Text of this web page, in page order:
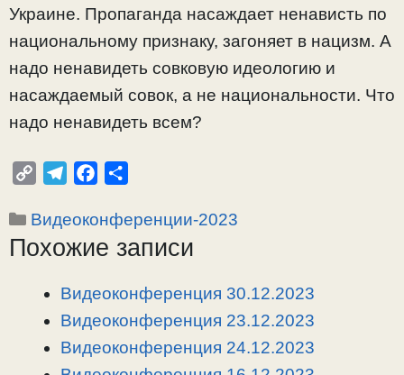
Украине. Пропаганда насаждает ненависть по
национальному признаку, загоняет в нацизм. А
надо ненавидеть совковую идеологию и
насаждаемый совок, а не национальности. Что
надо ненавидеть всем?
p
y
l
e
r
a
c
e
o
п
р
в
Рубрики
Видеоконференции-2023
Похожие записи
Видеоконференция 30.12.2023
Видеоконференция 23.12.2023
Видеоконференция 24.12.2023